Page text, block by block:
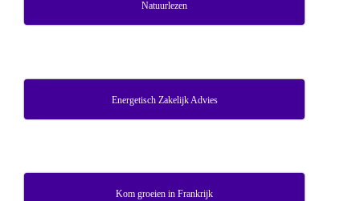
Natuurlezen
Energetisch Zakelijk Advies
Kom groeien in Frankrijk